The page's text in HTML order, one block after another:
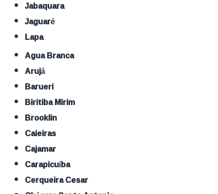
Jabaquara
Jaguaré
Lapa
Agua Branca
Arujá
Barueri
Biritiba Mirim
Brooklin
Caieiras
Cajamar
Carapicuíba
Cerqueira Cesar